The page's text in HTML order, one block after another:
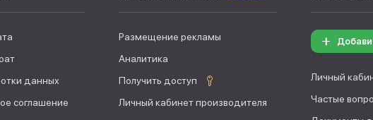
данных
соглашение
Размещение рекламы
Аналитика
Получить доступ
Личный кабинет производителя
Личный
Частые